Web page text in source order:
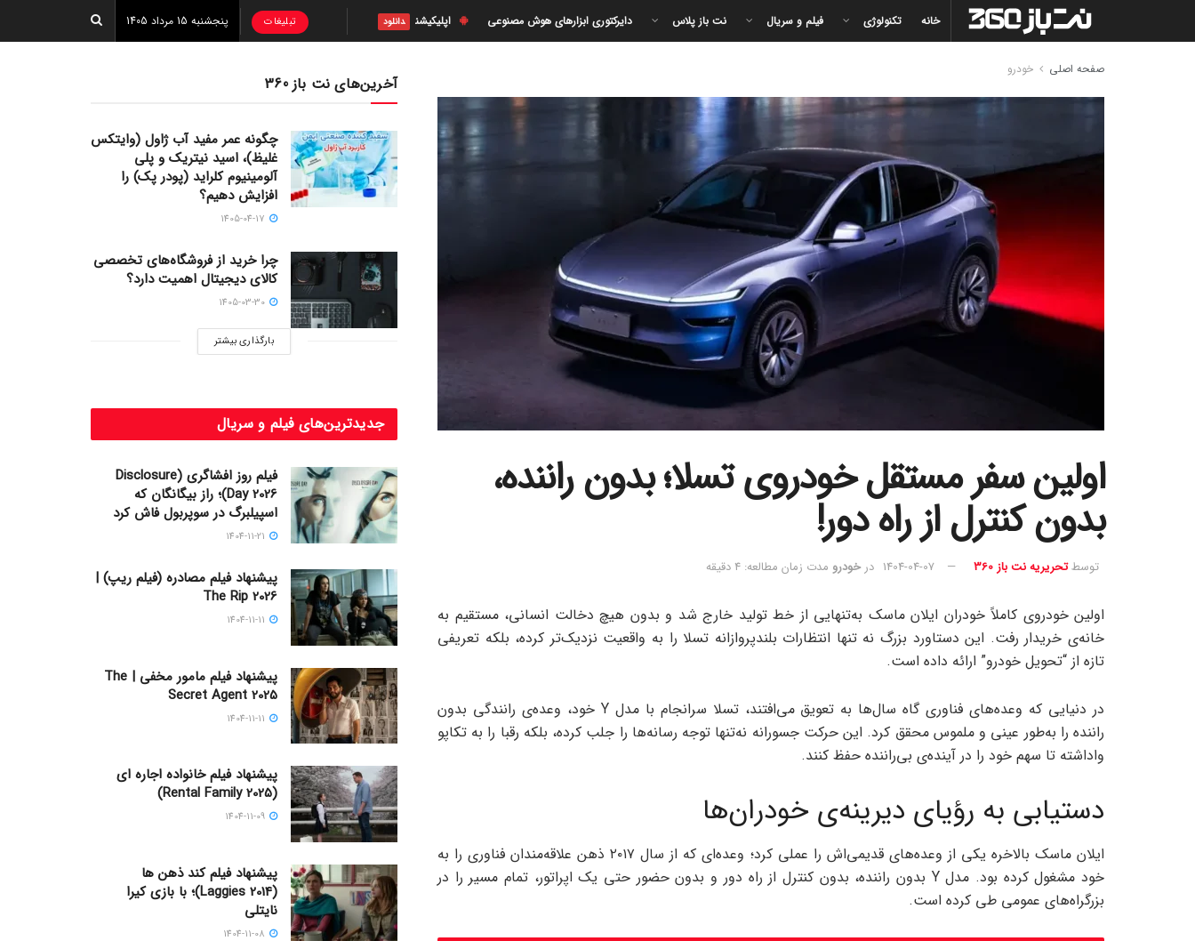
خانه تکنولوژی فیلم و سریال نت باز پلاس دایرکتوری ابزارهای هوش مصنوعی اپلیکیشن دانلود تبلیغات پنجشنبه 15 مرداد 1405
صفحه اصلی خودرو
اولین سفر مستقل خودروی تسلا؛ بدون راننده،
بدون کنترل از راه دور!
توسطتحریریه نت باز 360 1404-04-07 در خودرو مدت زمان مطالعه: 4 دقیقه
اولین خودروی کاملاً خودران ایلان ماسک به‌تنهایی از خط تولید خارج شد و بدون هیچ دخالت انسانی، مستقیم به
خانه‌ی خریدار رفت. این دستاورد بزرگ نه تنها انتظارات بلندپروازانه تسلا را به واقعیت نزدیک‌تر کرده، بلکه تعریفی
تازه از “تحویل خودرو” ارائه داده است.
در دنیایی که وعده‌های فناوری گاه سال‌ها به تعویق می‌افتند، تسلا سرانجام با مدل Y خود، وعده‌ی رانندگی بدون
راننده را به‌طور عینی و ملموس محقق کرد. این حرکت جسورانه نه‌تنها توجه رسانه‌ها را جلب کرده، بلکه رقبا را به تکاپو
واداشته تا سهم خود را در آینده‌ی بی‌راننده حفظ کنند.
دستیابی به رؤیای دیرینه‌ی خودران‌ها
ایلان ماسک بالاخره یکی از وعده‌های قدیمی‌اش را عملی کرد؛ وعده‌ای که از سال ۲۰۱۷ ذهن علاقه‌مندان فناوری را به
خود مشغول کرده بود. مدل Y بدون راننده، بدون کنترل از راه دور و بدون حضور حتی یک اپراتور، تمام مسیر را در
بزرگراه‌های عمومی طی کرده است.
آخرین‌های نت باز 360
چگونه عمر مفید آب ژاول (وایتکس
غلیظ)، اسید نیتریک و پلی
آلومینیوم کلراید (پودر پک) را
افزایش دهیم؟
چرا خرید از فروشگاه‌های تخصصی
کالای دیجیتال اهمیت دارد؟
بارگذاری بیشتر
جدیدترین‌های فیلم و سریال
فیلم روز افشاگری (Disclosure
Day 2026)؛ راز بیگانگان که
اسپیلبرگ در سوپربول فاش کرد
پیشنهاد فیلم مصادره (فیلم ریپ) |
The Rip 2026
پیشنهاد فیلم مامور مخفی | The
Secret Agent 2025
پیشنهاد فیلم خانواده اجاره‌ ای
(Rental Family 2025)
پیشنهاد فیلم کند ذهن ها
(Laggies 2014)؛ با بازی کیرا
نایتلی